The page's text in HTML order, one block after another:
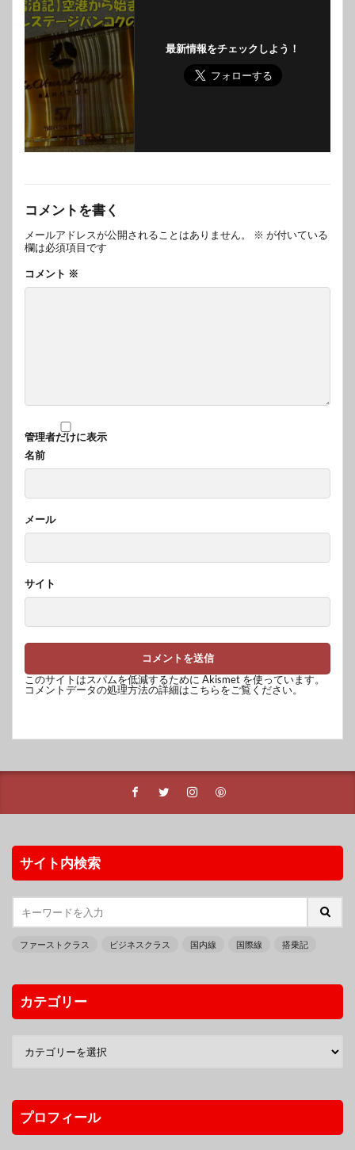
最新情報をチェックしよう！
コメントを書く
メールアドレスが公開されることはありません。 ※ が付いている
欄は必須項目です
コメント ※
管理者だけに表示
名前
メール
サイト
このサイトはスパムを低減するために Akismet を使っています。
コメントデータの処理方法の詳細はこちらをご覧ください。
サイト内検索
ファーストクラス ビジネスクラス 国内線 国際線 搭乗記
カテゴリー
プロフィール